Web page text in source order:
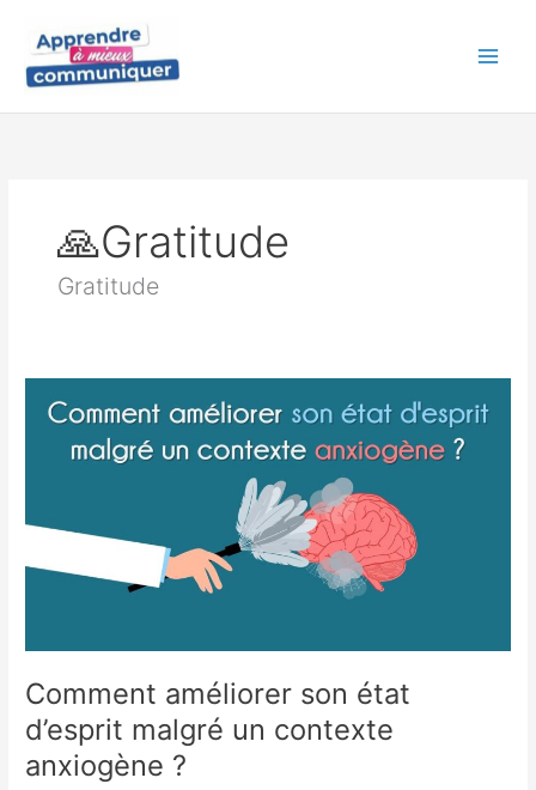
contenu
🙏Gratitude
Gratitude
Comment améliorer son état
d’esprit malgré un contexte
anxiogène ?
améliorer
malgré
contexte